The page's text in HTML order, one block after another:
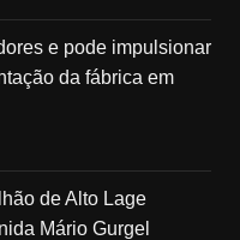
e pode impulsionar
da fábrica em
de Alto Lage
Mário Gurgel